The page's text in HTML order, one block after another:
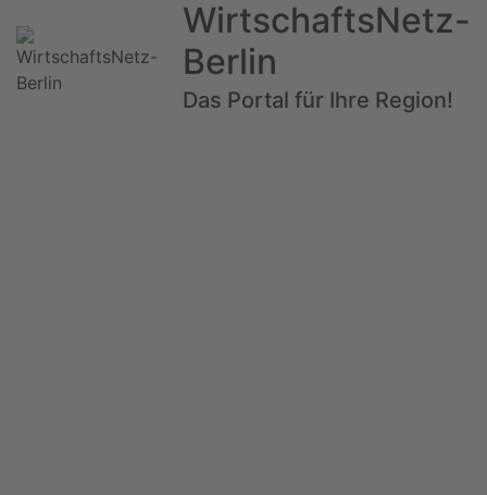
WirtschaftsNetz-
Berlin
Das Portal für Ihre Region!